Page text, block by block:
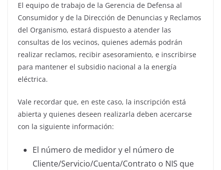
El equipo de trabajo de la Gerencia de Defensa al
Consumidor y de la Dirección de Denuncias y Reclamos
del Organismo, estará dispuesto a atender las
consultas de los vecinos, quienes además podrán
realizar reclamos, recibir asesoramiento, e inscribirse
para mantener el subsidio nacional a la energía
eléctrica.
Vale recordar que, en este caso, la inscripción está
abierta y quienes deseen realizarla deben acercarse
con la siguiente información:
El número de medidor y el número de
Cliente/Servicio/Cuenta/Contrato o NIS que